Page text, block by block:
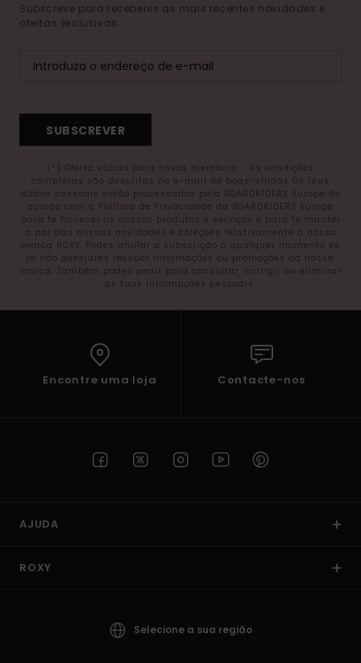
Subscreve para receberes as mais recentes novidades e
ofertas exclusivas.
SUBSCREVER
(*) Oferta válida para novos membros - As condições
completas são descritas no e-mail de boas-vindas Os teus
dados pessoais serão processados pela BOARDRIDERS Europe de
acordo com a Política de Privacidade da BOARDRIDERS Europe
para te fornecer os nossos produtos e serviços e para te manter
a par das nossas novidades e coleções relativamente à nossa
marca ROXY. Podes anular a subscrição a qualquer momento se
já não desejares receber informações ou promoções da nossa
marca. Também podes pedir para consultar, corrigir ou eliminar
as tuas informações pessoais.
Encontre uma loja Contacte-nos
AJUDA
ROXY
Selecione a sua região